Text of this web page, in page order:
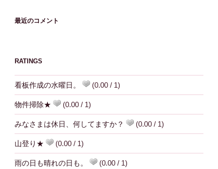
最近のコメント
RATINGS
看板作成の水曜日。 (0.00 / 1)
物件掃除★ (0.00 / 1)
みなさまは休日、何してますか？ (0.00 / 1)
山登り★ (0.00 / 1)
雨の日も晴れの日も。 (0.00 / 1)